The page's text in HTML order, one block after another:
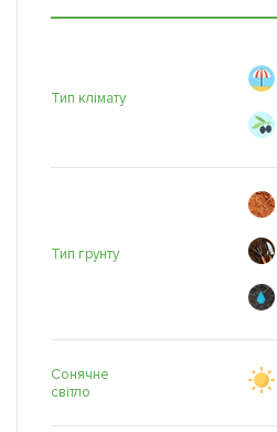
Тип клімату
Тип грунту
Сонячне
світло